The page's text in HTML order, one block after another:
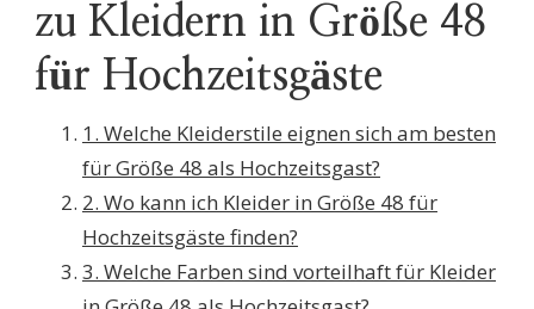
zu Kleidern in Größe 48
für Hochzeitsgäste
1. Welche Kleiderstile eignen sich am besten
für Größe 48 als Hochzeitsgast?
2. Wo kann ich Kleider in Größe 48 für
Hochzeitsgäste finden?
3. Welche Farben sind vorteilhaft für Kleider